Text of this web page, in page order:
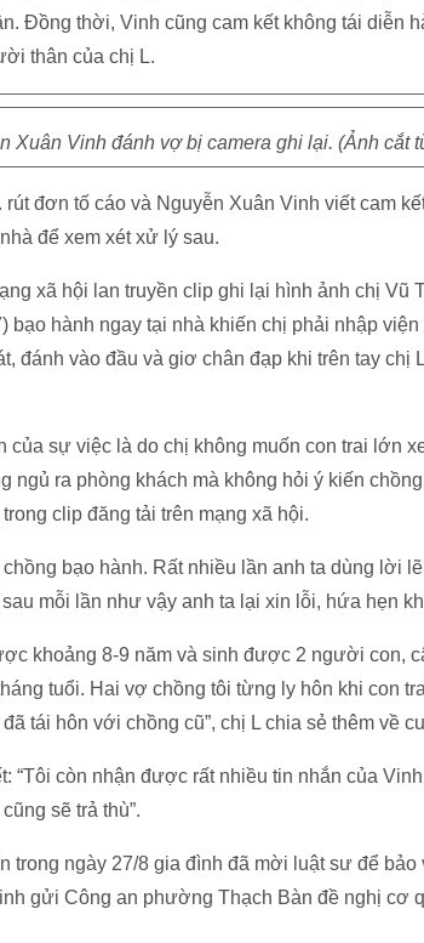
Đồng thời, Vinh cũng cam kết không tái diễn
thân của chị L.
Xuân Vinh đánh vợ bị camera ghi lại. (Ảnh cắt
đơn tố cáo và Nguyễn Xuân Vinh viết cam
để xem xét xử lý sau.
xã hội lan truyền clip ghi lại hình ảnh chị Vũ
bạo hành ngay tại nhà khiến chị phải nhập viện
đánh vào đầu và giơ chân đạp khi trên tay chị
của sự việc là do chị không muốn con trai lớn
ngủ ra phòng khách mà không hỏi ý kiến
clip đăng tải trên mạng xã hội.
bạo hành. Rất nhiều lần anh ta dùng lời
mỗi lần như vậy anh ta lại xin lỗi, hứa hẹn
khoảng 8-9 năm và sinh được 2 người con,
tuổi. Hai vợ chồng tôi từng ly hôn khi con
tái hôn với chồng cũ”, chị L chia sẻ thêm về
“Tôi còn nhận được rất nhiều tin nhắn của
sẽ trả thù”.
trong ngày 27/8 gia đình đã mời luật sư để bảo
gửi Công an phường Thạch Bàn đề nghị cơ